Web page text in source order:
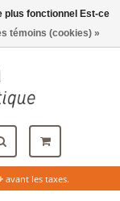
avant les taxes.
plus fonctionnel Est-ce
témoins (cookies) »